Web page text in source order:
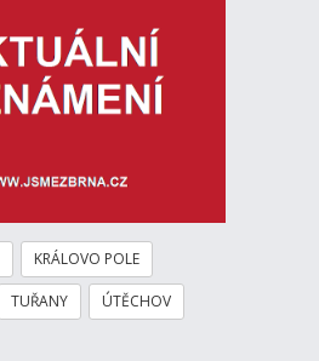
KRÁLOVO POLE
TUŘANY ÚTĚCHOV